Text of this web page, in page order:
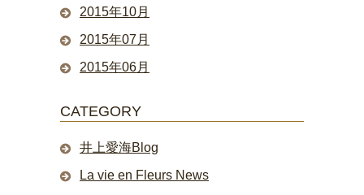
2015年10月
2015年07月
2015年06月
CATEGORY
井上愛海Blog
La vie en Fleurs News